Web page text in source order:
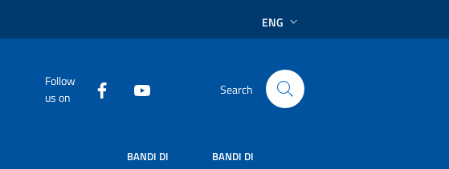
ENG
Follow
us on
Search
BANDI DI
BANDI DI